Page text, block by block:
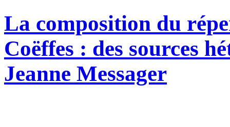
La composition du
Coëffes : des sources
Jeanne Messager